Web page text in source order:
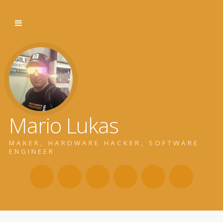
Mario Lukas
MAKER, HARDWARE HACKER, SOFTWARE
ENGINEER